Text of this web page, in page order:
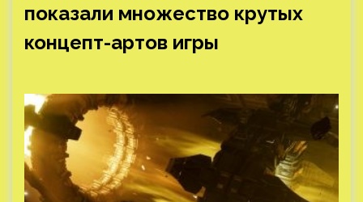
показали множество крутых
концепт-артов игры